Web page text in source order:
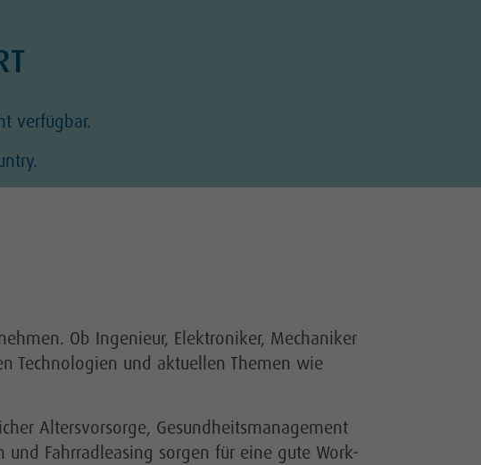
verfügbar.
Ob Ingenieur, Elektroniker, Mechaniker
Technologien und aktuellen Themen wie
Altersvorsorge, Gesundheitsmanagement
Fahrradleasing sorgen für eine gute Work-